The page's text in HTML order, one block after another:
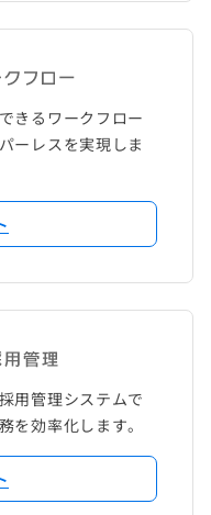
きるワークフロー
ーレスを実現しま
用管理システムで
を効率化します。